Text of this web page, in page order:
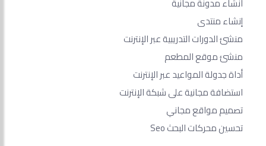
إنشاء منتدى
منشئ الدورات التدريبية عبر الإنترنت
منشئ موقع المطعم
أداة جدولة المواعيد عبر الإنترنت
استضافة مجانية على شبكة الإنترنت
تصميم مواقع مجاني
تحسين محركات البحث Seo​